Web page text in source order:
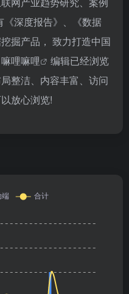
《深度报告》、《数据
掘产品， 致力打造中国
嘛哩嘛哩
编辑已经浏览
整洁、内容丰富、访问
放心浏览!